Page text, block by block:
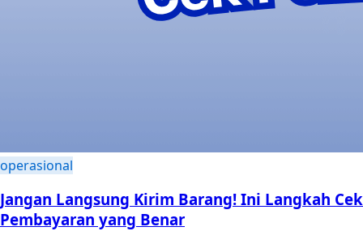
operasional
Jangan Langsung Kirim Barang! Ini Langkah Cek
Pembayaran yang Benar